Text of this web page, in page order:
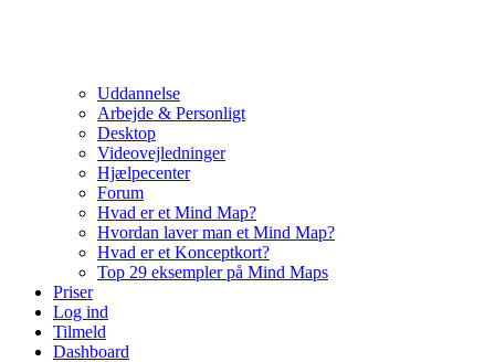
Uddannelse
Arbejde & Personligt
Desktop
Videovejledninger
Hjælpecenter
Forum
Hvad er et Mind Map?
Hvordan laver man et Mind Map?
Hvad er et Konceptkort?
Top 29 eksempler på Mind Maps
Priser
Log ind
Tilmeld
Dashboard